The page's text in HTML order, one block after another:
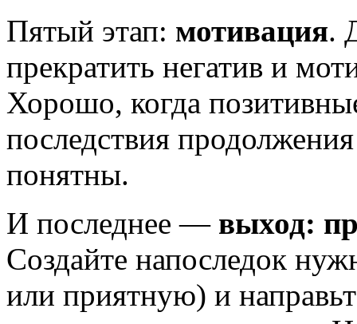
​​​​​​​Пятый этап: мотивация.
прекратить негатив и
Хорошо, когда
последствия
понятны.
И последнее — выход:
Создайте напоследок
или приятную) и